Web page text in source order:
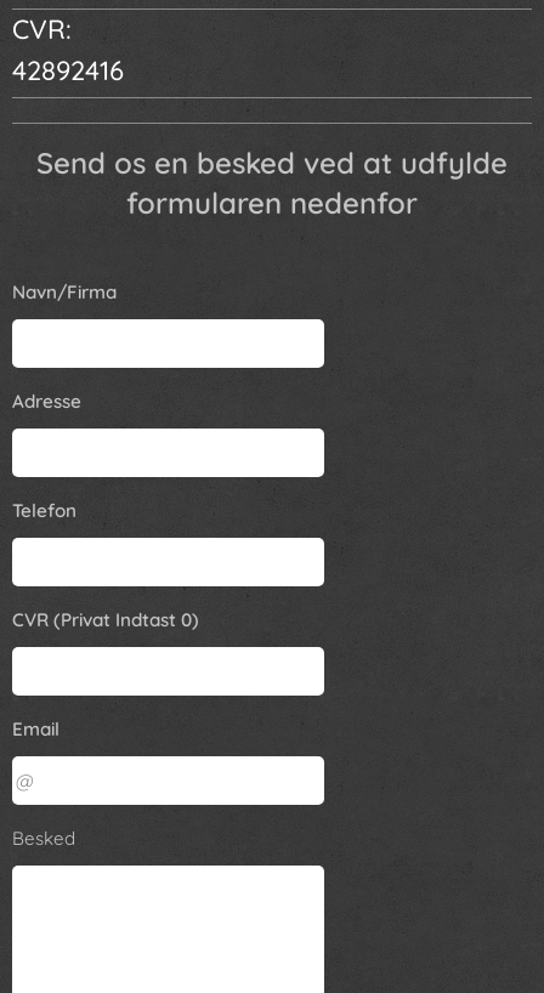
CVR:
42892416
Send os en besked ved at udfylde
formularen nedenfor
Navn/Firma
Adresse
Telefon
CVR (Privat Indtast 0)
Email
Besked